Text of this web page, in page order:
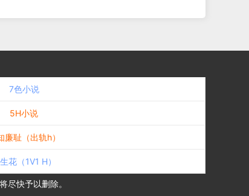
7色小说
5H小说
廉耻（出轨h）
花（1V1 H）
尽快予以删除。